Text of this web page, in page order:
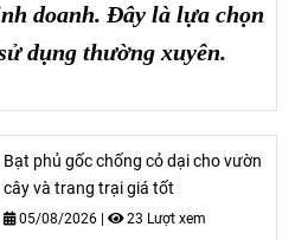
doanh. Đây là lựa chọn
dụng thường xuyên.
Bạt phủ gốc chống cỏ dại cho vườn
cây và trang trại giá tốt
05/08/2026 | 23 Lượt xem